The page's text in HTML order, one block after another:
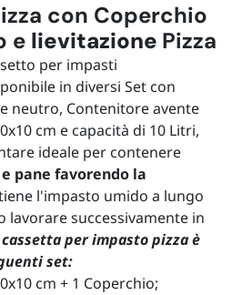
con Coperchio
e lievitazione Pizza
per impasti
in diversi Set con
neutro, Contenitore avente
cm e capacità di 10 Litri,
ideale per contenere
pane favorendo la
l'impasto umido a lungo
lavorare successivamente in
cassetta per impasto pizza è
set:
cm + 1 Coperchio;